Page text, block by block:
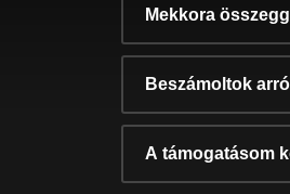
Mekkora
Beszámoltok
A támogatásom